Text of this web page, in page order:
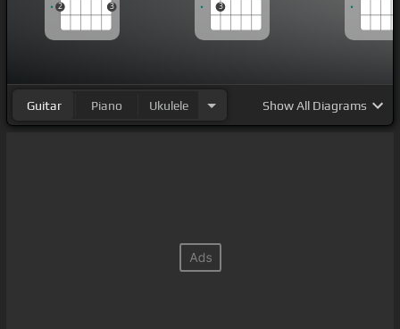
2
3
3
Guitar Piano Ukulele ShowAll Diagrams